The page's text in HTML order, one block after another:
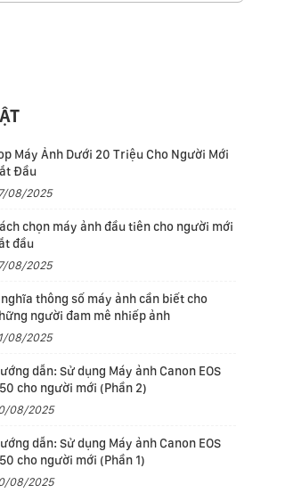
Máy Ảnh Dưới 20 Triệu Cho Người Mới
Đầu
08/2025
chọn máy ảnh đầu tiên cho người mới
đầu
08/2025
nghĩa thông số máy ảnh cần biết cho
người đam mê nhiếp ảnh
08/2025
dẫn: Sử dụng Máy ảnh Canon EOS
cho người mới (Phần 2)
08/2025
dẫn: Sử dụng Máy ảnh Canon EOS
cho người mới (Phần 1)
08/2025